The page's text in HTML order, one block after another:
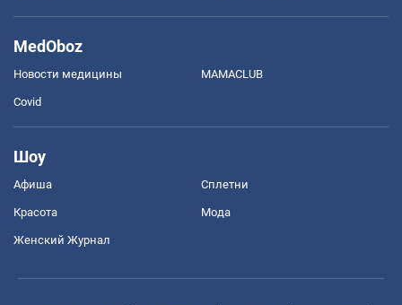
MedOboz
Новости медицины MAMACLUB
Covid
Шоу
Афиша Сплетни
Красота Мода
Женский Журнал